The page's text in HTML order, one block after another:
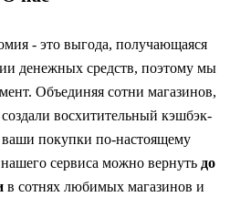
- это выгода, получающаяся
денежных средств, поэтому мы
Объединяя сотни магазинов,
восхитительный кэшбэк-
ваши покупки по-настоящему
сервиса можно вернуть до
в сотнях любимых магазинов и